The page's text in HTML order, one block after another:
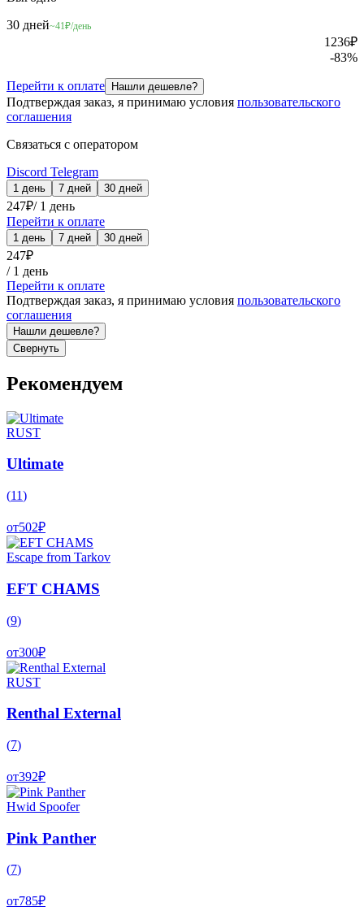
30 дней~41₽/день
1236₽
-83%
Перейти к оплате Нашли дешевле?
Подтверждая заказ, я принимаю условия пользовательского
соглашения
Связаться с оператором
Discord Telegram
1 день 7 дней 30 дней
247₽/ 1 день
Перейти к оплате
1 день 7 дней 30 дней
247₽
/ 1 день
Перейти к оплате
Подтверждая заказ, я принимаю условия пользовательского
соглашения
Нашли дешевле?
Свернуть
Рекомендуем
RUST
Ultimate
(11)
от502₽
Escape from Tarkov
EFT CHAMS
(9)
от300₽
RUST
Renthal External
(7)
от392₽
Hwid Spoofer
Pink Panther
(7)
от785₽